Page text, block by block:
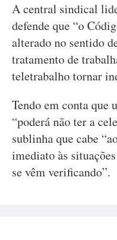
A central sindical
defende que “o
alterado no sentido
tratamento de
teletrabalho tornar
Tendo em conta que
“poderá não ter a
sublinha que cabe
imediato às
se vêm verificando”.